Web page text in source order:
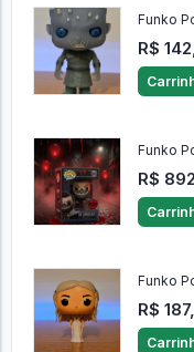
Funko
R$
Funko
R$
Funko
R$